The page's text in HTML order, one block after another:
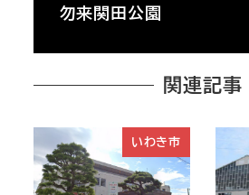
勿来関田公園
関連記事
いわき市